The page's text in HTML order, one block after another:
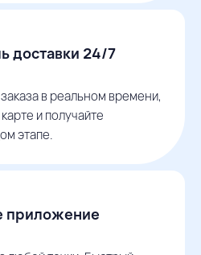
доставки 24/7
в реальном времени,
и получайте
этапе.
приложение